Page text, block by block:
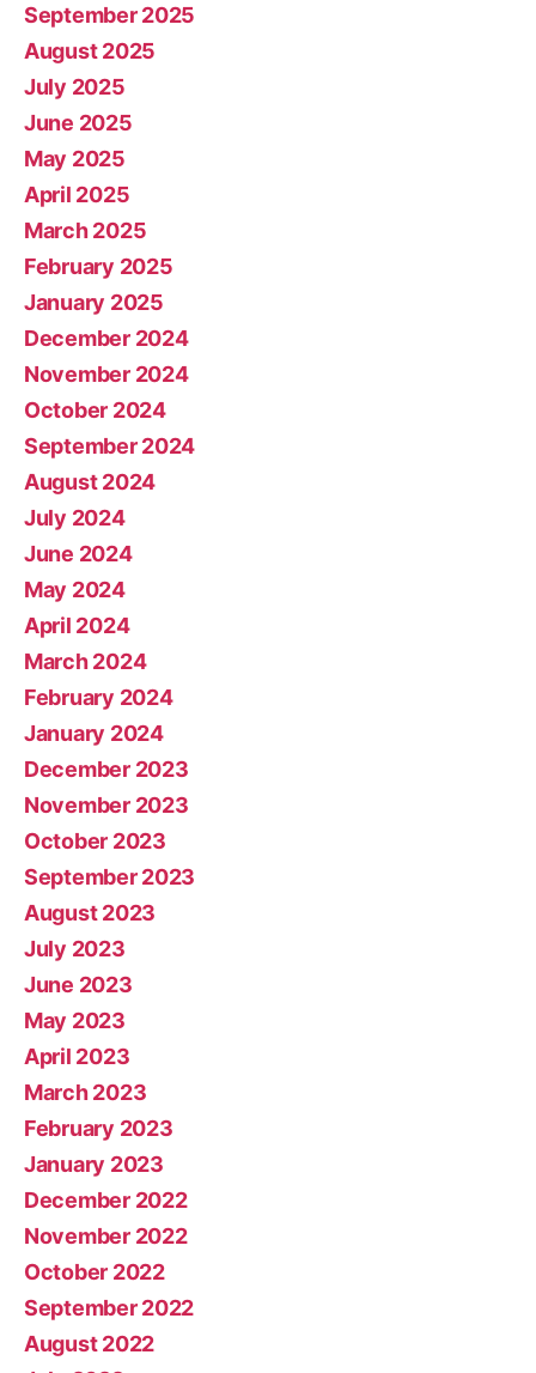
September 2025
August 2025
July 2025
June 2025
May 2025
April 2025
March 2025
February 2025
January 2025
December 2024
November 2024
October 2024
September 2024
August 2024
July 2024
June 2024
May 2024
April 2024
March 2024
February 2024
January 2024
December 2023
November 2023
October 2023
September 2023
August 2023
July 2023
June 2023
May 2023
April 2023
March 2023
February 2023
January 2023
December 2022
November 2022
October 2022
September 2022
August 2022